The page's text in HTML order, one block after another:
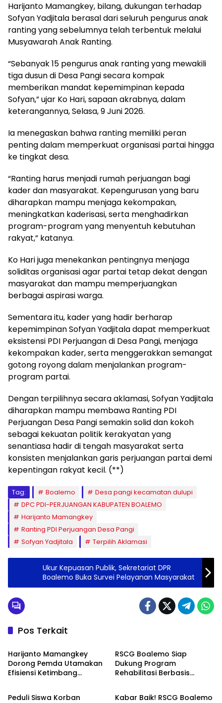
Harijanto Mamangkey, bilang, dukungan terhadap
Sofyan Yadjitala berasal dari seluruh pengurus anak
ranting yang sebelumnya telah terbentuk melalui
Musyawarah Anak Ranting.
“Sebanyak 15 pengurus anak ranting yang mewakili
tiga dusun di Desa Pangi secara kompak
memberikan mandat kepemimpinan kepada
Sofyan,” ujar Ko Hari, sapaan akrabnya, dalam
keterangannya, Selasa, 9 Juni 2026.
Ia menegaskan bahwa ranting memiliki peran
penting dalam memperkuat organisasi partai hingga
ke tingkat desa.
“Ranting harus menjadi rumah perjuangan bagi
kader dan masyarakat. Kepengurusan yang baru
diharapkan mampu menjaga kekompakan,
meningkatkan kaderisasi, serta menghadirkan
program-program yang menyentuh kebutuhan
rakyat,” katanya.
Ko Hari juga menekankan pentingnya menjaga
soliditas organisasi agar partai tetap dekat dengan
masyarakat dan mampu memperjuangkan
berbagai aspirasi warga.
Sementara itu, kader yang hadir berharap
kepemimpinan Sofyan Yadjitala dapat memperkuat
eksistensi PDI Perjuangan di Desa Pangi, menjaga
kekompakan kader, serta menggerakkan semangat
gotong royong dalam menjalankan program-
program partai.
Dengan terpilihnya secara aklamasi, Sofyan Yadjitala
diharapkan mampu membawa Ranting PDI
Perjuangan Desa Pangi semakin solid dan kokoh
sebagai kekuatan politik kerakyatan yang
senantiasa hadir di tengah masyarakat serta
konsisten menjalankan garis perjuangan partai demi
kepentingan rakyat kecil. (**)
Tag: Boalemo
Desa pangi kecamatan dulupi
DPC PDI-PERJUANGAN KABUPATEN BOALEMO
Harijanto Mamangkey
Ranting PDI Perjuangan Desa Pangi
Sofyan Yadjitala
Terpilih Aklamasi
Ukur Kepuasan Publik, Sekretariat DPR
Boalemo Buka Survei Pelayanan Masyarakat
Pos Terkait
Daerah
Harijanto Mamangkey
Dorong Pemda Utamakan
Efisiensi Ketimbang
RSCG Boalemo Siap
Dukung Program
Rehabilitasi Berbasis
Daerah
Peduli Siswa Korban
Boalemo
Kabar Baik! RSCG Boalemo